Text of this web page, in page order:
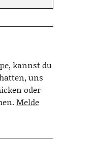
, kannst du
uns
oder
Melde